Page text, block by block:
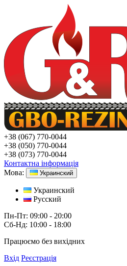
+38 (067) 770-0044
+38 (050) 770-0044
+38 (073) 770-0044
Контактна інформація
Мова:
Украинский
Украинский
Русский
Пн-Пт: 09:00 - 20:00
Сб-Нд: 10:00 - 18:00
Працюємо без вихідних
Вхід Реєстрація